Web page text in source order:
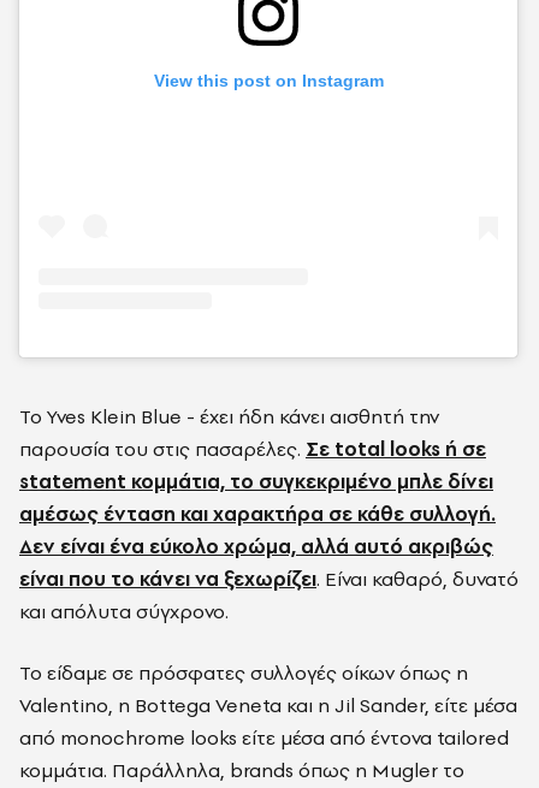
View this post on Instagram
Το Yves Klein Blue - έχει ήδη κάνει αισθητή την
παρουσία του στις πασαρέλες. Σε total looks ή σε
statement κομμάτια, το συγκεκριμένο μπλε δίνει
αμέσως ένταση και χαρακτήρα σε κάθε συλλογή.
Δεν είναι ένα εύκολο χρώμα, αλλά αυτό ακριβώς
είναι που το κάνει να ξεχωρίζει. Είναι καθαρό, δυνατό
και απόλυτα σύγχρονο.
Το είδαμε σε πρόσφατες συλλογές οίκων όπως η
Valentino, η Bottega Veneta και η Jil Sander, είτε μέσα
από monochrome looks είτε μέσα από έντονα tailored
κομμάτια. Παράλληλα, brands όπως η Mugler το